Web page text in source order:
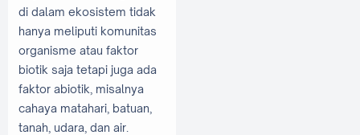
di dalam ekosistem tidak
hanya meliputi komunitas
organisme atau faktor
biotik saja tetapi juga ada
faktor abiotik, misalnya
cahaya matahari, batuan,
tanah, udara, dan air.